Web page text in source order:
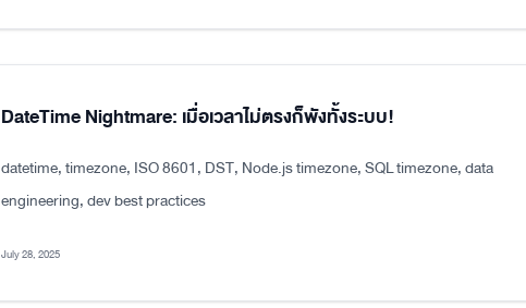
DateTime Nightmare: เมื่อเวลาไม่ตรงก็พังทั้งระบบ!
datetime, timezone, ISO 8601, DST, Node.js timezone, SQL timezone, data
engineering, dev best practices
July 28, 2025